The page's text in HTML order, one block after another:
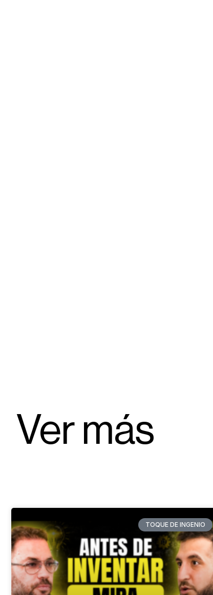
Ver más
TOQUE DE INGENIO